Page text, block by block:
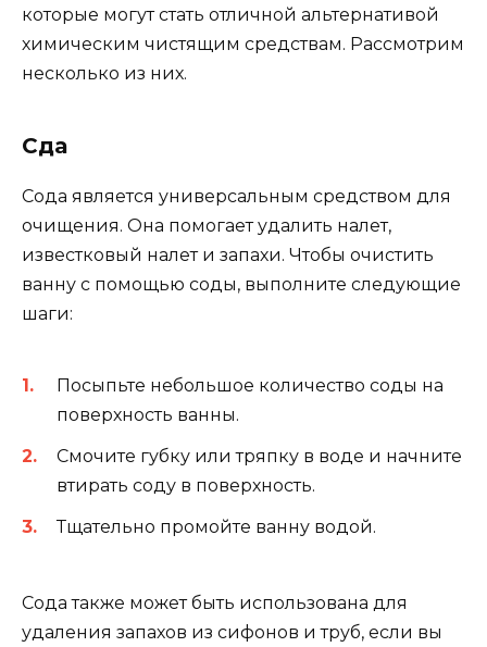
которые могут стать отличной альтернативой
химическим чистящим средствам. Рассмотрим
несколько из них.
Сда
Сода является универсальным средством для
очищения. Она помогает удалить налет,
известковый налет и запахи. Чтобы очистить
ванну с помощью соды, выполните следующие
шаги:
Посыпьте небольшое количество соды на
поверхность ванны.
Смочите губку или тряпку в воде и начните
втирать соду в поверхность.
Тщательно промойте ванну водой.
Сода также может быть использована для
удаления запахов из сифонов и труб, если вы